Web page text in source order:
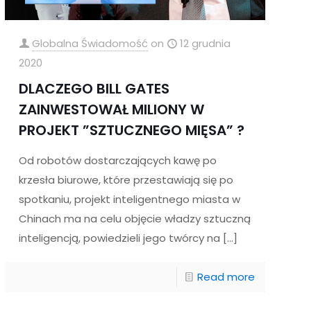
Globalna Świadomość on
12 grudnia
2020
DLACZEGO BILL GATES
ZAINWESTOWAŁ MILIONY W
PROJEKT ”SZTUCZNEGO MIĘSA” ?
Od robotów dostarczających kawę po
krzesła biurowe, które przestawiają się po
spotkaniu, projekt inteligentnego miasta w
Chinach ma na celu objęcie władzy sztuczną
inteligencją, powiedzieli jego twórcy na […]
Read more